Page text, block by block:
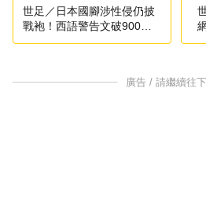
世足／日本國腳涉性侵仍披
戰袍！西語警告文破900萬
人瀏覽
廣告 / 請繼續往